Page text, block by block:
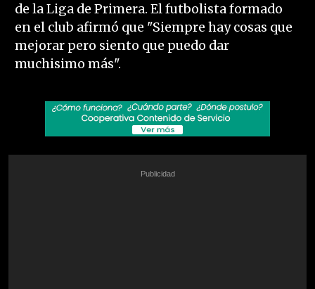
de la Liga de Primera. El futbolista formado
en el club afirmó que "Siempre hay cosas que
mejorar pero siento que puedo dar
muchisimo más".